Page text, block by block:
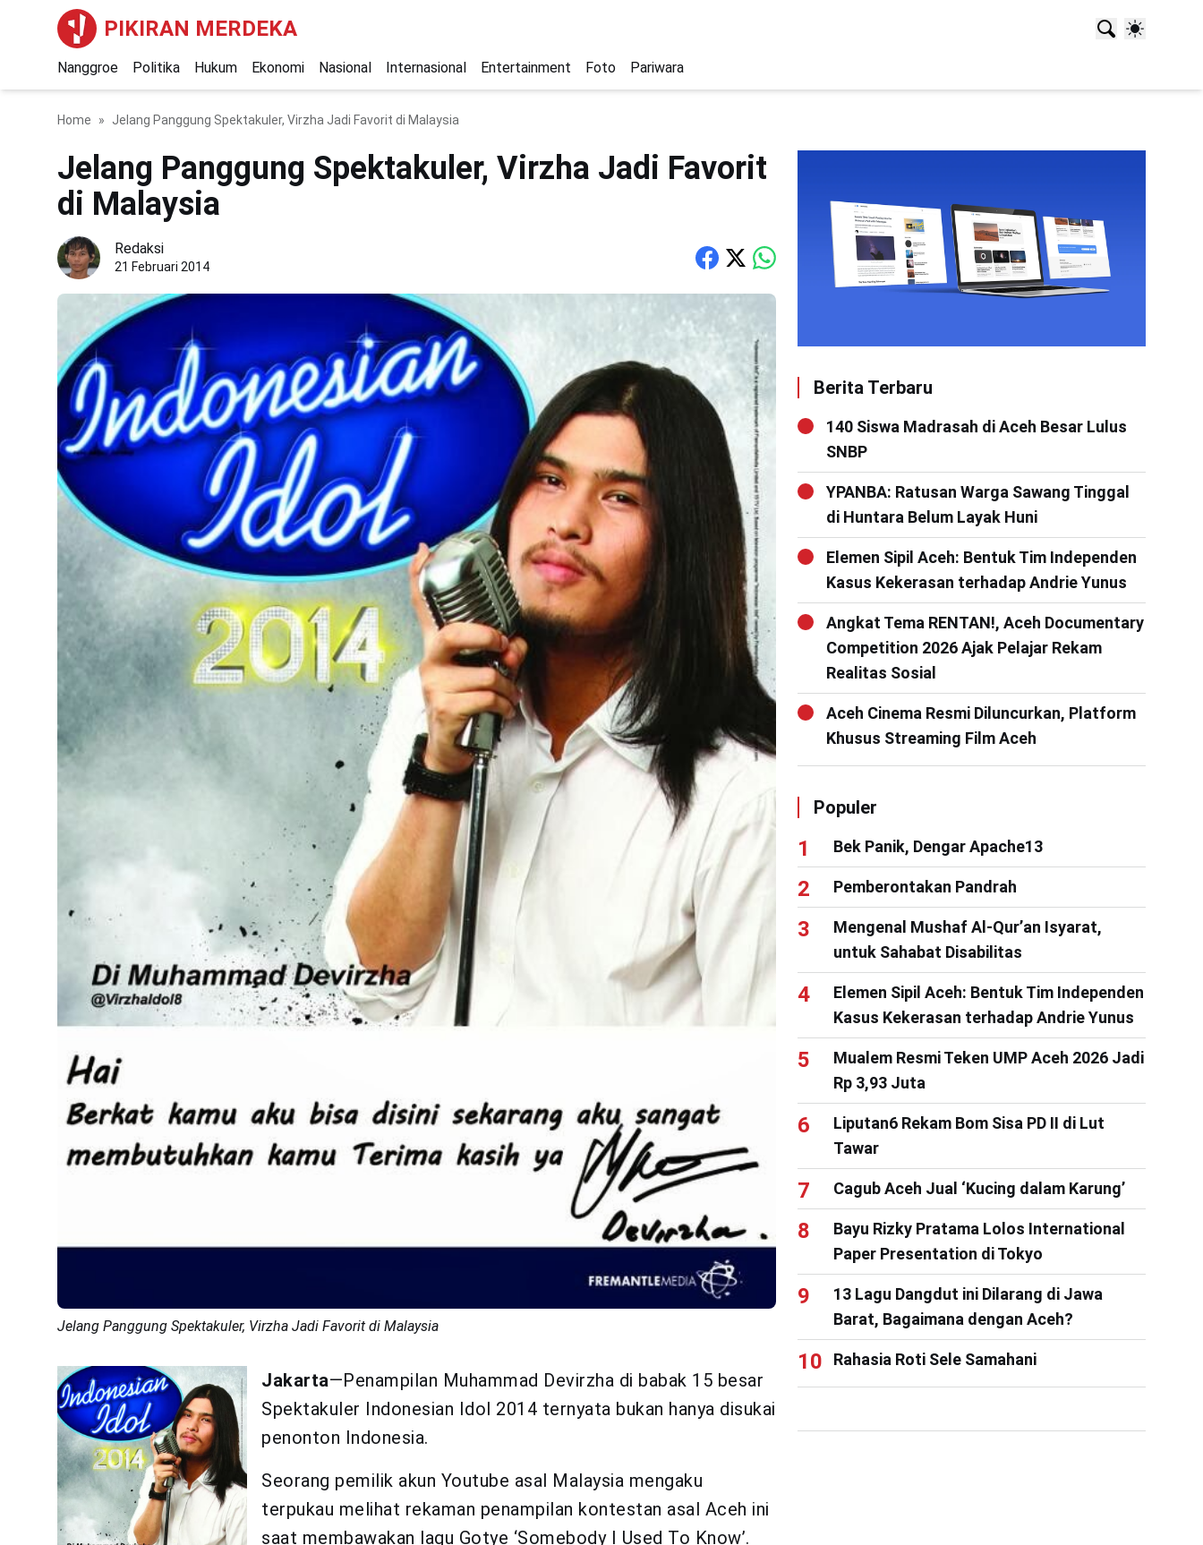
PIKIRAN MERDEKA
Nanggroe Politika Hukum Ekonomi Nasional Internasional Entertainment Foto Pariwara
Home Jelang Panggung Spektakuler, Virzha Jadi Favorit di Malaysia
Jelang Panggung Spektakuler, Virzha Jadi Favorit
di Malaysia
Redaksi
21 Februari 2014
Jelang Panggung Spektakuler, Virzha Jadi Favorit di Malaysia
Jakarta—Penampilan Muhammad Devirzha di babak 15 besar
Spektakuler Indonesian Idol 2014 ternyata bukan hanya disukai
penonton Indonesia.
Seorang pemilik akun Youtube asal Malaysia mengaku
terpukau melihat rekaman penampilan kontestan asal Aceh ini
saat membawakan lagu Gotye ‘Somebody I Used To Know’.
Berita Terbaru
140 Siswa Madrasah di Aceh Besar Lulus
SNBP
YPANBA: Ratusan Warga Sawang Tinggal
di Huntara Belum Layak Huni
Elemen Sipil Aceh: Bentuk Tim Independen
Kasus Kekerasan terhadap Andrie Yunus
Angkat Tema RENTAN!, Aceh Documentary
Competition 2026 Ajak Pelajar Rekam
Realitas Sosial
Aceh Cinema Resmi Diluncurkan, Platform
Khusus Streaming Film Aceh
Populer
Bek Panik, Dengar Apache13
Pemberontakan Pandrah
Mengenal Mushaf Al-Qur’an Isyarat,
untuk Sahabat Disabilitas
Elemen Sipil Aceh: Bentuk Tim Independen
Kasus Kekerasan terhadap Andrie Yunus
Mualem Resmi Teken UMP Aceh 2026 Jadi
Rp 3,93 Juta
Liputan6 Rekam Bom Sisa PD II di Lut
Tawar
Cagub Aceh Jual ‘Kucing dalam Karung’
Bayu Rizky Pratama Lolos International
Paper Presentation di Tokyo
13 Lagu Dangdut ini Dilarang di Jawa
Barat, Bagaimana dengan Aceh?
Rahasia Roti Sele Samahani